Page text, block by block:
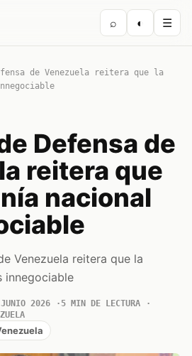
⌕ ◐ ☰
de Venezuela reitera que la
Defensa de
reitera que
nacional
Venezuela reitera que la
innegociable
2026
5 MIN DE LECTURA